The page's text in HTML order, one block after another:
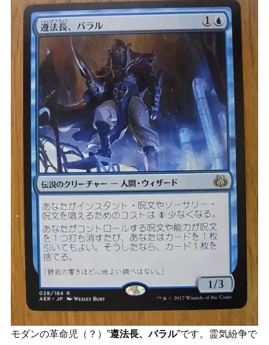
モダンの革命児（？）”遵法長、バラル”です。霊気紛争で